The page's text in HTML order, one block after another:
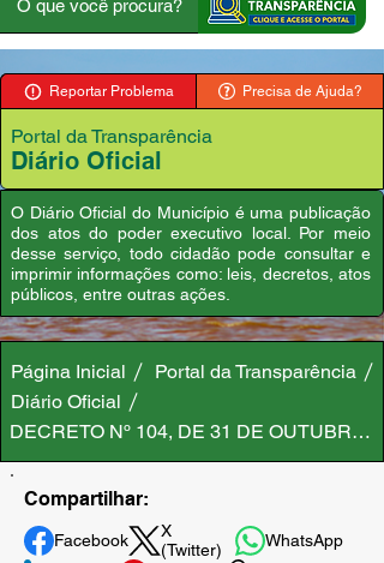
Reportar Problema Precisa de Ajuda?
Portal da Transparência
Diário Oficial
O Diário Oficial do Município é uma publicação
dos atos do poder executivo local. Por meio
desse serviço, todo cidadão pode consultar e
imprimir informações como: leis, decretos, atos
públicos, entre outras ações.
Página Inicial
Portal da Transparência
Diário Oficial
DECRETO Nº 104, DE 31 DE OUTUBRO
Compartilhar:
Facebook
X
(Twitter)
WhatsApp